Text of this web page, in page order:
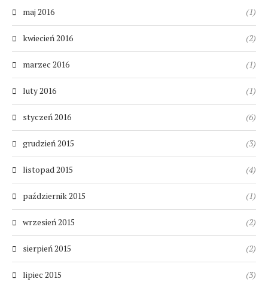
maj 2016 (1)
kwiecień 2016 (2)
marzec 2016 (1)
luty 2016 (1)
styczeń 2016 (6)
grudzień 2015 (3)
listopad 2015 (4)
październik 2015 (1)
wrzesień 2015 (2)
sierpień 2015 (2)
lipiec 2015 (3)